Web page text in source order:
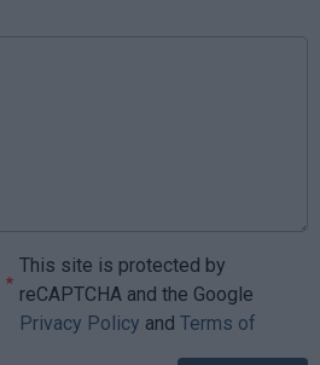
This site is protected by
reCAPTCHA and the Google
Privacy Policy and Terms of